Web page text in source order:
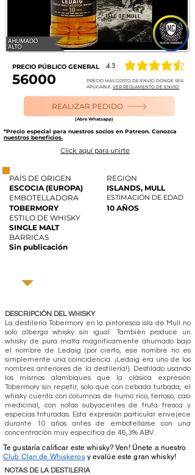
PRECIO PÚBLICO GENERAL 4.3 la calificación
56000
PRECIO MÁS COSTO DE ENVÍO DONDE SEA
APLICABLE. VER REGLAMENTO DE ENVÍO.
REALIZAR PEDIDO
(Abre Whatsapp)
*Precio especial para nuestros socios en Patreon. Conozca
nuestros beneficios.
Click aquí para unirte
PAÍS DE ORIGEN
ESCOCIA (EUROPA)
EMBOTELLADORA
TOBERMORY
REGION
ISLANDS, MULL
ESTIMACIÓN DE EDAD
10 AÑOS
ESTILO DE WHISKY
SINGLE MALT
BARRICAS
Sin publicación
DESCRIPCIÓN DEL WHISKY
La destilería Tobermory en la pintoresca isla de Mull no
solo alberga whisky sin igual. También produce un
whisky de pura malta magníficamente ahumado bajo
el nombre de Ledaig (por cierto, ese nombre no es
simplemente una coincidencia: ¡Ledaig era uno de los
nombres anteriores de la destilería!). Destilado usando
los mismos alambiques que la clásica expresión
Tobermory sin repetir, solo que con cebada turbada, el
whisky cuenta con columnas de humo rico, terroso, casi
medicinal, con notas subyacentes de fruta fresca y
especias trituradas. Esta expresión particular envejece
durante 10 años antes de embotellarse con una
concentración muy específica de 46,3% ABV.
Te gustaría calificar este whisky? Ven! Únete a nuestro
Club Clan de Whiskerosy evalúe este gran whisky!
NOTAS DE LA DESTILERIA